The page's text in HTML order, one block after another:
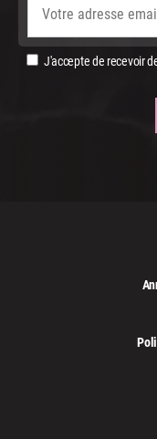
J'accepte de recevoir